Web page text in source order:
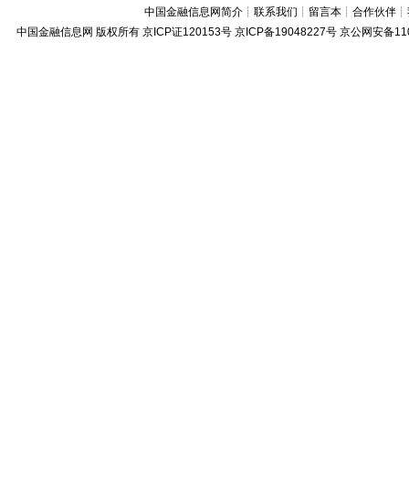
中国金融信息网简介 ┊联系我们 ┊ 留言本 ┊合作伙伴 ┊
中国金融信息网 版权所有 京ICP证120153号 京ICP备19048227号 京公网安备